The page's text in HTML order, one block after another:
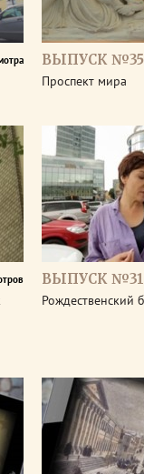
ВЫПУСК №35
Проспект мира
ВЫПУСК №31
Рождественский